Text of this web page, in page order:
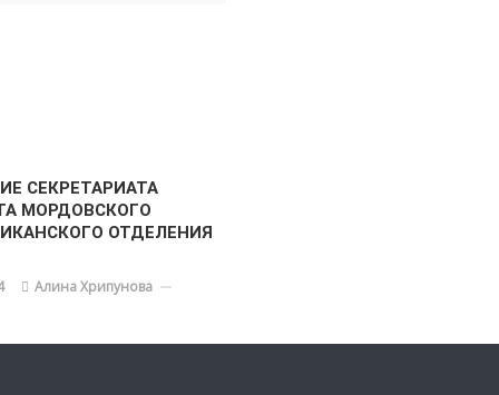
СЕКРЕТАРИАТА
МОРДОВСКОГО
ОТДЕЛЕНИЯ
Алина Хрипунова